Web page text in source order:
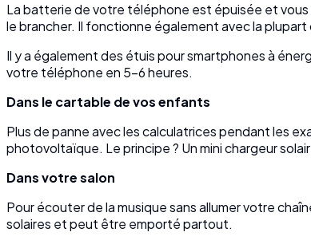
La batterie de votre téléphone est épuisée et vous
le brancher. Il fonctionne également avec la
Il y a également des étuis pour smartphones à
votre téléphone en 5-6 heures.
Dans le cartable de vos enfants
Plus de panne avec les calculatrices pendant les
photovoltaïque. Le principe ? Un mini chargeur
Dans votre salon
Pour écouter de la musique sans allumer votre
solaires et peut être emporté partout.